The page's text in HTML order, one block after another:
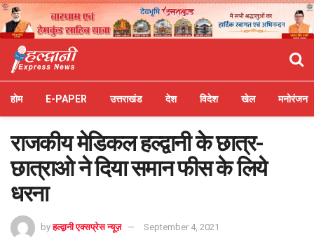
होम E-PAPER उत्तराखंड देश विदेश खेल मनोरंजन
राजकीय मेडिकल हल्द्वानी के छात्र-
छात्राओ ने दिया समान फीस के लिये
धरना
by हल्द्वानी एक्सप्रेस न्यूज़ September 4, 2021